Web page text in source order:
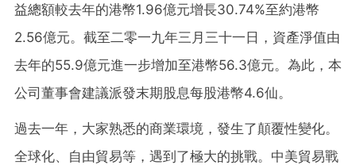
益總額較去年的港幣1.96億元增長30.74%至約港幣
2.56億元。截至二零一九年三月三十一日，資產淨值由
去年的55.9億元進一步增加至港幣56.3億元。為此，本
公司董事會建議派發末期股息每股港幣4.6仙。
過去一年，大家熟悉的商業環境，發生了顛覆性變化。
全球化、自由貿易等，遇到了極大的挑戰。中美貿易戰